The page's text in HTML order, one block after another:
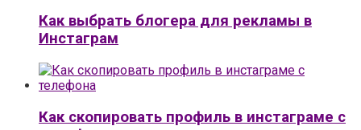
Как выбрать блогера для рекламы в
Инстаграм
Как скопировать профиль в инстаграме с